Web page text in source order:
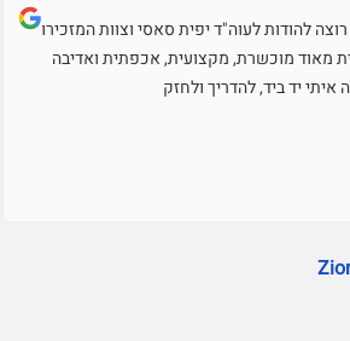
רוצה להודות לעוה"ד יפית סאסי וצוות המזכירות
מאוד מוכשרת, מקצועית, אכפתית ואדיבה
איתי יד ביד, להדריך ולחזק